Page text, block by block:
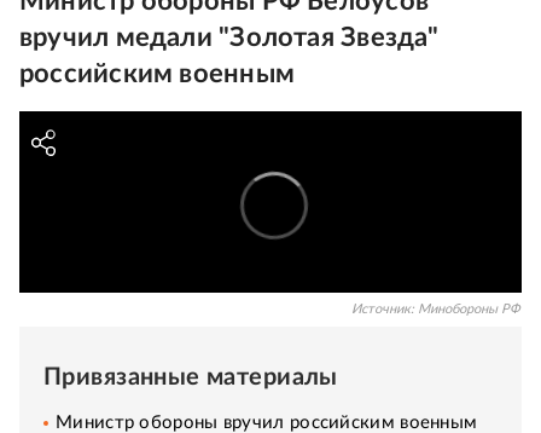
вручил медали "Золотая Звезда"
российским военным
Источник: Минобороны РФ
Привязанные материалы
Министр обороны вручил российским военным